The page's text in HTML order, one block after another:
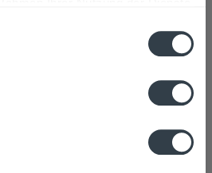
erhältlich, mit 9 bis 24